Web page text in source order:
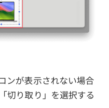
ンが表示されない場合
切り取り」を選択する